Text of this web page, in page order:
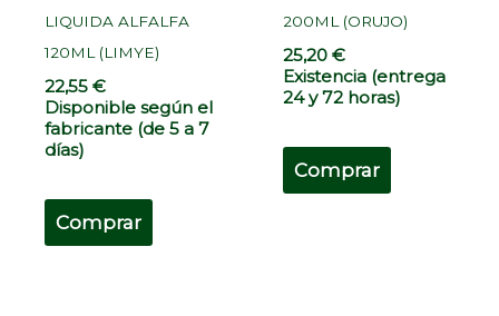
LIQUIDA ALFALFA
120ML (LIMYE)
22,55€
Disponible según el
fabricante (de 5 a 7
días)
Comprar
200ML (ORUJO)
25,20€
Existencia (entrega
24 y 72 horas)
Comprar